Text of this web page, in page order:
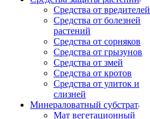
Средства от вредителей
Средства от болезней
растений
Средства от сорняков
Средства от грызунов
Средства от змей
Средства от кротов
Средства от улиток и
слизней
Минераловатный субстрат
Мат вегетационный